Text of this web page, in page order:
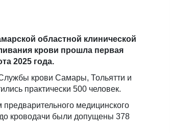
областной клинической
крови прошла первая
2025 года.
крови Самары, Тольятти и
практически 500 человек.
предварительного медицинского
кроводачи были допущены 378